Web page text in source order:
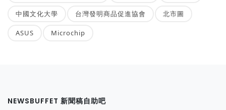
中國文化大學 台灣發明商品促進協會 北市圖
ASUS Microchip
NEWSBUFFET 新聞稿自助吧